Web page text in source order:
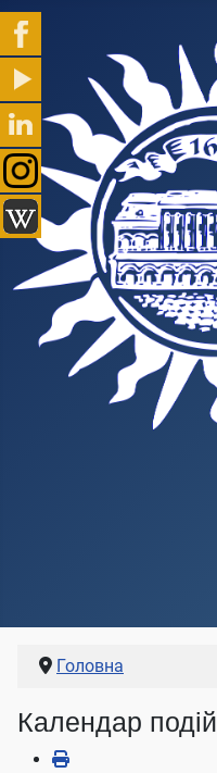
Головна
Календар подій